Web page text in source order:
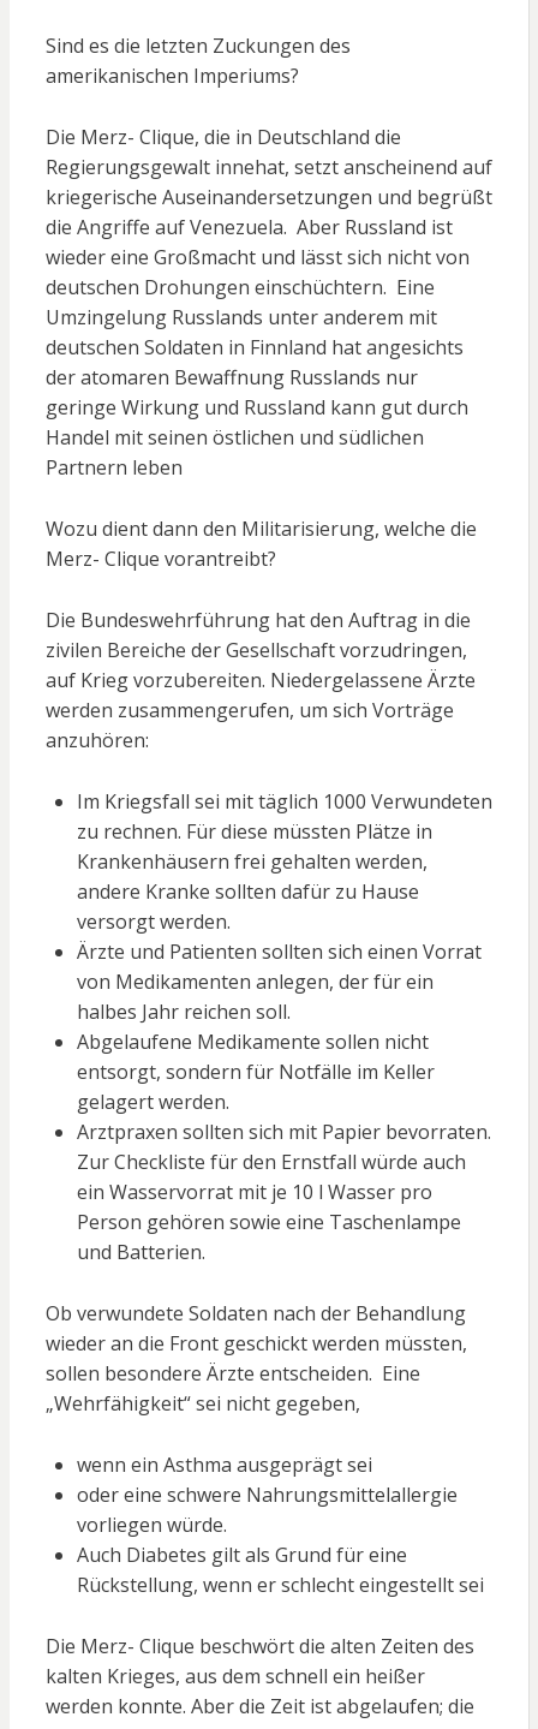
Sind es die letzten Zuckungen des
amerikanischen Imperiums?
Die Merz- Clique, die in Deutschland die
Regierungsgewalt innehat, setzt anscheinend auf
kriegerische Auseinandersetzungen und begrüßt
die Angriffe auf Venezuela. Aber Russland ist
wieder eine Großmacht und lässt sich nicht von
deutschen Drohungen einschüchtern. Eine
Umzingelung Russlands unter anderem mit
deutschen Soldaten in Finnland hat angesichts
der atomaren Bewaffnung Russlands nur
geringe Wirkung und Russland kann gut durch
Handel mit seinen östlichen und südlichen
Partnern leben
Wozu dient dann den Militarisierung, welche die
Merz- Clique vorantreibt?
Die Bundeswehrführung hat den Auftrag in die
zivilen Bereiche der Gesellschaft vorzudringen,
auf Krieg vorzubereiten. Niedergelassene Ärzte
werden zusammengerufen, um sich Vorträge
anzuhören:
Im Kriegsfall sei mit täglich 1000 Verwundeten
zu rechnen. Für diese müssten Plätze in
Krankenhäusern frei gehalten werden,
andere Kranke sollten dafür zu Hause
versorgt werden.
Ärzte und Patienten sollten sich einen Vorrat
von Medikamenten anlegen, der für ein
halbes Jahr reichen soll.
Abgelaufene Medikamente sollen nicht
entsorgt, sondern für Notfälle im Keller
gelagert werden.
Arztpraxen sollten sich mit Papier bevorraten.
Zur Checkliste für den Ernstfall würde auch
ein Wasservorrat mit je 10 l Wasser pro
Person gehören sowie eine Taschenlampe
und Batterien.
Ob verwundete Soldaten nach der Behandlung
wieder an die Front geschickt werden müssten,
sollen besondere Ärzte entscheiden. Eine
„Wehrfähigkeit“ sei nicht gegeben,
wenn ein Asthma ausgeprägt sei
oder eine schwere Nahrungsmittelallergie
vorliegen würde.
Auch Diabetes gilt als Grund für eine
Rückstellung, wenn er schlecht eingestellt sei
Die Merz- Clique beschwört die alten Zeiten des
kalten Krieges, aus dem schnell ein heißer
werden konnte. Aber die Zeit ist abgelaufen; die